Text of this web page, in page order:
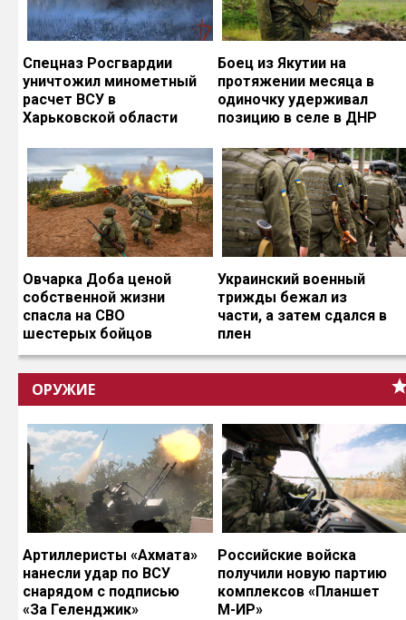
Спецназ Росгвардии
уничтожил минометный
расчет ВСУ в
Харьковской области
Боец из Якутии на
протяжении месяца в
одиночку удерживал
позицию в селе в ДНР
Овчарка Доба ценой
собственной жизни
спасла на СВО
шестерых бойцов
Украинский военный
трижды бежал из
части, а затем сдался в
плен
ОРУЖИЕ
Артиллеристы «Ахмата»
нанесли удар по ВСУ
снарядом с подписью
«За Геленджик»
Российские войска
получили новую партию
комплексов «Планшет
М-ИР»